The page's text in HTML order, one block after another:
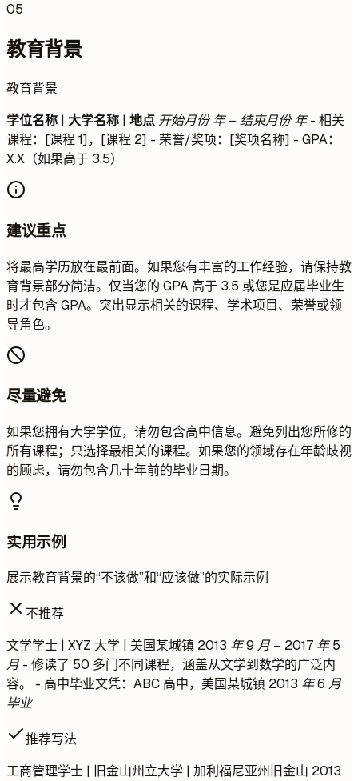
05
教育背景
教育背景
学位名称 | 大学名称 | 地点 开始月份 年 – 结束月份 年- 相关
课程：[课程 1]，[课程 2] - 荣誉/奖项：[奖项名称] - GPA：
X.X（如果高于 3.5）
建议重点
将最高学历放在最前面。如果您有丰富的工作经验，请保持教
育背景部分简洁。仅当您的 GPA 高于 3.5 或您是应届毕业生
时才包含 GPA。突出显示相关的课程、学术项目、荣誉或领
导角色。
尽量避免
如果您拥有大学学位，请勿包含高中信息。避免列出您所修的
所有课程；只选择最相关的课程。如果您的领域存在年龄歧视
的顾虑，请勿包含几十年前的毕业日期。
实用示例
展示教育背景的“不该做”和“应该做”的实际示例
不推荐
文学学士 | XYZ 大学 | 美国某城镇 2013 年 9 月 – 2017 年 5
月- 修读了 50 多门不同课程，涵盖从文学到数学的广泛内
容。 - 高中毕业文凭：ABC 高中，美国某城镇 2013 年 6 月
毕业
推荐写法
工商管理学士 | 旧金山州立大学 | 加利福尼亚州旧金山 2013